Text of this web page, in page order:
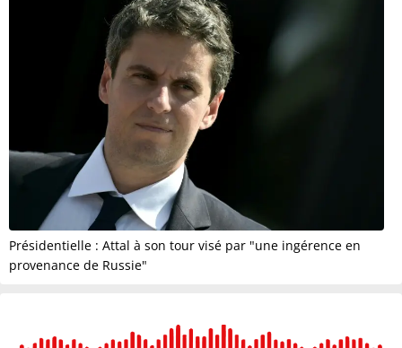
Présidentielle : Attal à son tour visé par "une ingérence en
provenance de Russie"